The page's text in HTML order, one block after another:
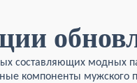
составляющих модных
компоненты мужского